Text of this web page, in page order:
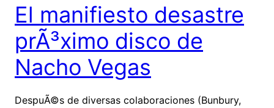
El manifiesto desastre
prÃ³ximo disco de
Nacho Vegas
DespuÃ©s de diversas colaboraciones (Bunbury,